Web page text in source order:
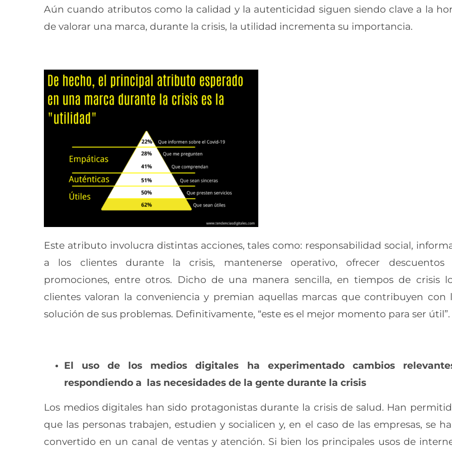
Aún cuando atributos como la calidad y la autenticidad siguen siendo clave a la
de valorar una marca, durante la crisis, la utilidad incrementa su importancia.
Este atributo involucra distintas acciones, tales como: responsabilidad social,
a los clientes durante la crisis, mantenerse operativo, ofrecer descuentos
promociones, entre otros. Dicho de una manera sencilla, en tiempos de crisis
clientes valoran la conveniencia y premian aquellas marcas que contribuyen con
solución de sus problemas. Definitivamente, “este es el mejor momento para ser útil”.
El uso de los medios digitales ha experimentado cambios
respondiendo a las necesidades de la gente durante la crisis
Los medios digitales han sido protagonistas durante la crisis de salud. Han
que las personas trabajen, estudien y socialicen y, en el caso de las empresas, se
convertido en un canal de ventas y atención. Si bien los principales usos de